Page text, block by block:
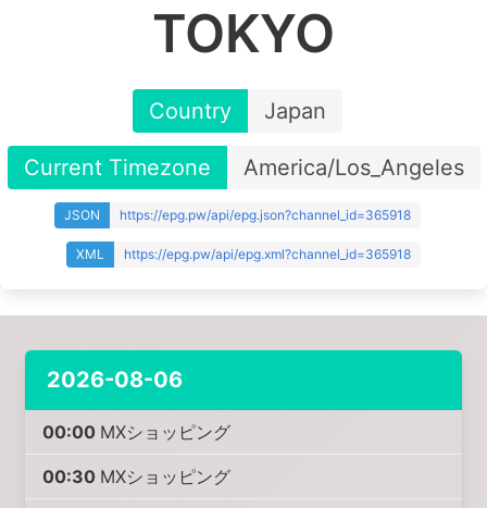
TOKYO
Country Japan
Current Timezone America/Los_Angeles
JSON https://epg.pw/api/epg.json?channel_id=365918
XML https://epg.pw/api/epg.xml?channel_id=365918
2026-08-06
00:00 MXショッピング
00:30 MXショッピング